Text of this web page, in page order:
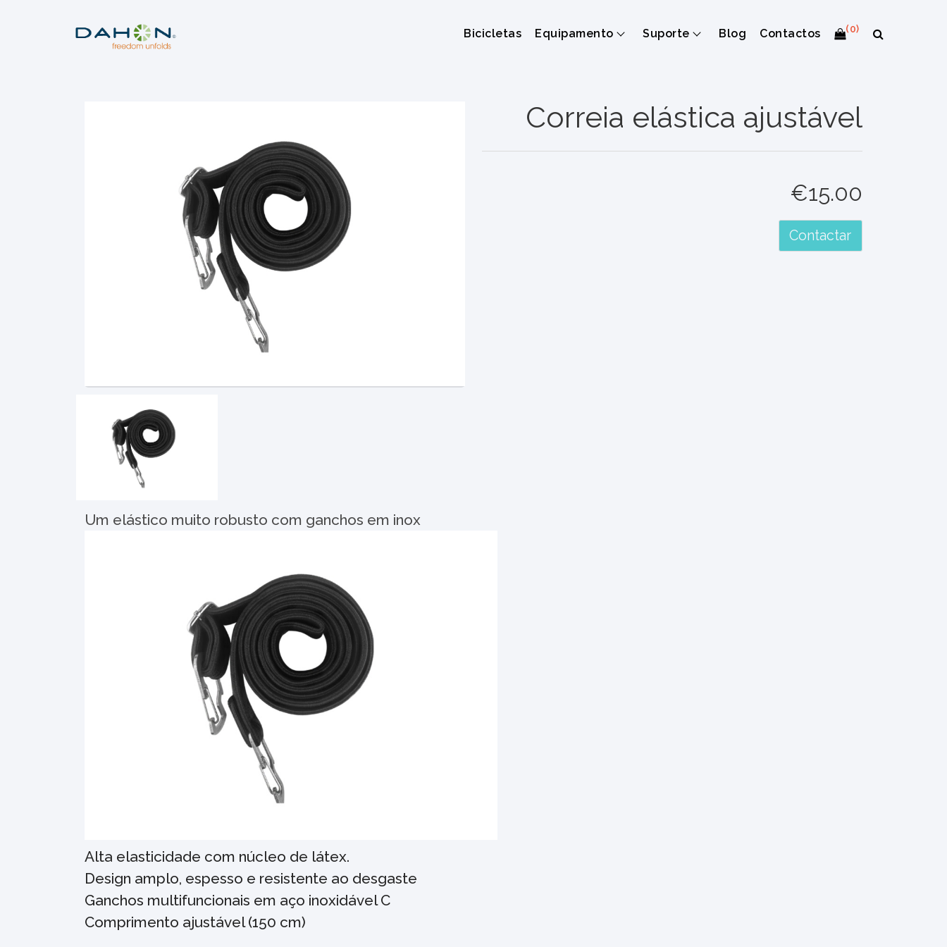
Bicicletas Equipamento Suporte Blog Contactos (0)
Correia elástica ajustável
€15.00
Contactar
Um elástico muito robusto com ganchos em inox
Alta elasticidade com núcleo de látex.
Design amplo, espesso e resistente ao desgaste
Ganchos multifuncionais em aço inoxidável C
Comprimento ajustável (150 cm)